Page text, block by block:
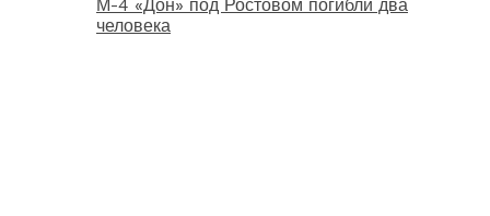
М-4 «Дон» под Ростовом погибли два
человека